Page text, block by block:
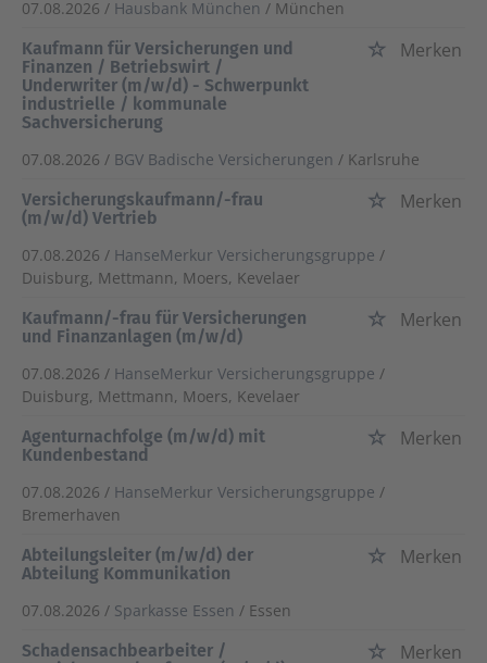
07.08.2026 / Hausbank München / München
Kaufmann für Versicherungen und
Finanzen / Betriebswirt /
Underwriter (m/w/d) - Schwerpunkt
industrielle / kommunale
Sachversicherung
Merken
07.08.2026 / BGV Badische Versicherungen / Karlsruhe
Versicherungskaufmann/-frau
(m/w/d) Vertrieb
Merken
07.08.2026 / HanseMerkur Versicherungsgruppe /
Duisburg, Mettmann, Moers, Kevelaer
Kaufmann/-frau für Versicherungen
und Finanzanlagen (m/w/d)
Merken
07.08.2026 / HanseMerkur Versicherungsgruppe /
Duisburg, Mettmann, Moers, Kevelaer
Agenturnachfolge (m/w/d) mit
Kundenbestand
Merken
07.08.2026 / HanseMerkur Versicherungsgruppe /
Bremerhaven
Abteilungsleiter (m/w/d) der
Abteilung Kommunikation
Merken
07.08.2026 / Sparkasse Essen / Essen
Schadensachbearbeiter /
Merken